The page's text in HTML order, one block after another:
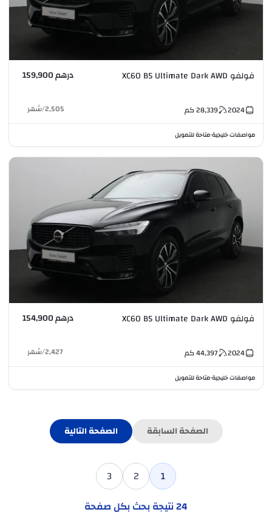
فولفو XC60 B5 Ultimate Dark AWD درهم 159,900
2024
28,339كم 2,505
/شهر
مواصفات خليجية•متاحة للتمويل
فولفو XC60 B5 Ultimate Dark AWD درهم 154,900
2024
44,397كم 2,427
/شهر
مواصفات خليجية•متاحة للتمويل
الصفحة السابقة الصفحة التالية
1
2
3
24نتيجة بحث بكل صفحة